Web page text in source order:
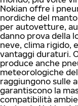
Nokian offre i
nordiche del
per autovetture,
danno prova della
neve, clima rigido,
vantaggi duraturi.
produce anche
meteorologiche
raggiungono sulle
garantiscono la
compatibilità